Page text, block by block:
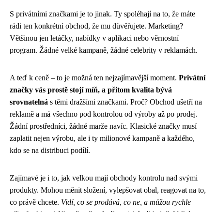
S privátními značkami je to jinak. Ty spoléhají na to, že máte
rádi ten konkrétní obchod, že mu důvěřujete. Marketing?
Většinou jen letáčky, nabídky v aplikaci nebo věrnostní
program. Žádné velké kampaně, žádné celebrity v reklamách.
A teď k ceně – to je možná ten nejzajímavější moment. Privátní
značky vás prostě stojí míň, a přitom kvalita bývá
srovnatelná s těmi dražšími značkami. Proč? Obchod ušetří na
reklamě a má všechno pod kontrolou od výroby až po prodej.
Žádní prostředníci, žádné marže navíc. Klasické značky musí
zaplatit nejen výrobu, ale i ty milionové kampaně a každého,
kdo se na distribuci podílí.
Zajímavé je i to, jak velkou mají obchody kontrolu nad svými
produkty. Mohou měnit složení, vylepšovat obal, reagovat na to,
co právě chcete. Vidí, co se prodává, co ne, a můžou rychle